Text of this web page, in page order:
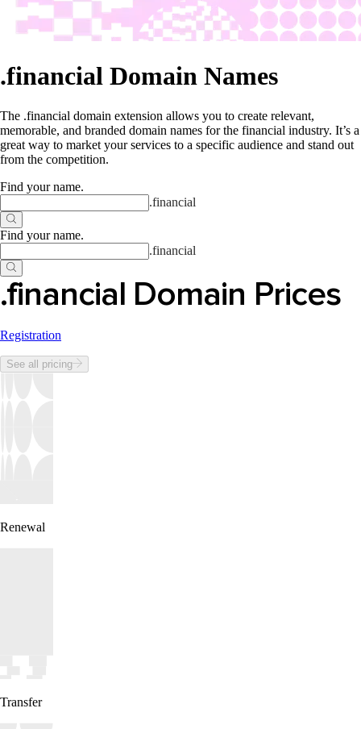
.financial Domain Names
The .financial domain extension allows you to create relevant,
memorable, and branded domain names for the financial industry. It’s a
great way to market your services to a specific audience and stand out
from the competition.
Find your name.
.financial
Find your name.
.financial
.financial Domain Prices
Registration
See all pricing
Renewal
Transfer